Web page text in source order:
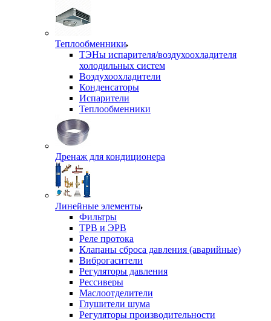
Теплообменники
ТЭНы испарителя/воздухоохладителя
холодильных систем
Воздухоохладители
Конденсаторы
Испарители
Теплообменники
Дренаж для кондиционера
Линейные элементы
Фильтры
ТРВ и ЭРВ
Реле протока
Клапаны сброса давления (аварийные)
Виброгасители
Регуляторы давления
Рессиверы
Маслоотделители
Глушители шума
Регуляторы производительности